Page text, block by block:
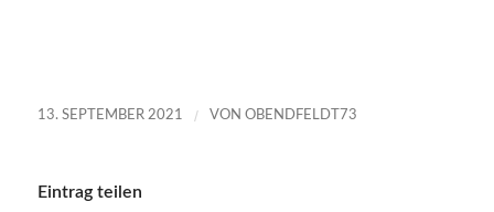
13. SEPTEMBER 2021 / VON OBENDFELDT73
Eintrag teilen